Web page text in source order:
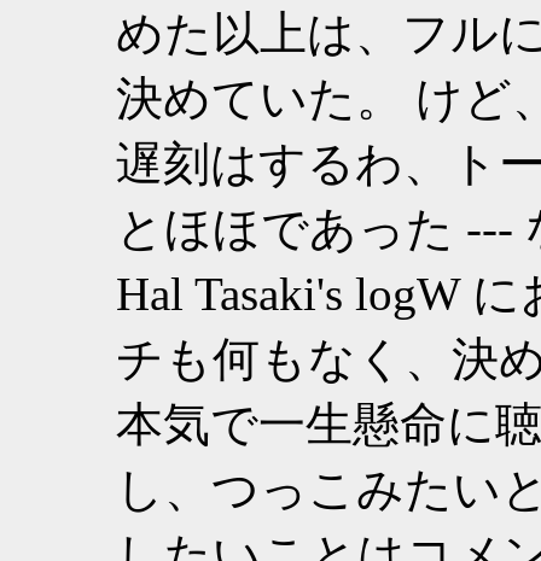
めた以上は、フル
決めていた。 けど
遅刻はするわ、ト
とほほであった ---
Hal Tasaki's logW
チも何もなく、決
本気で一生懸命に
し、つっこみたい